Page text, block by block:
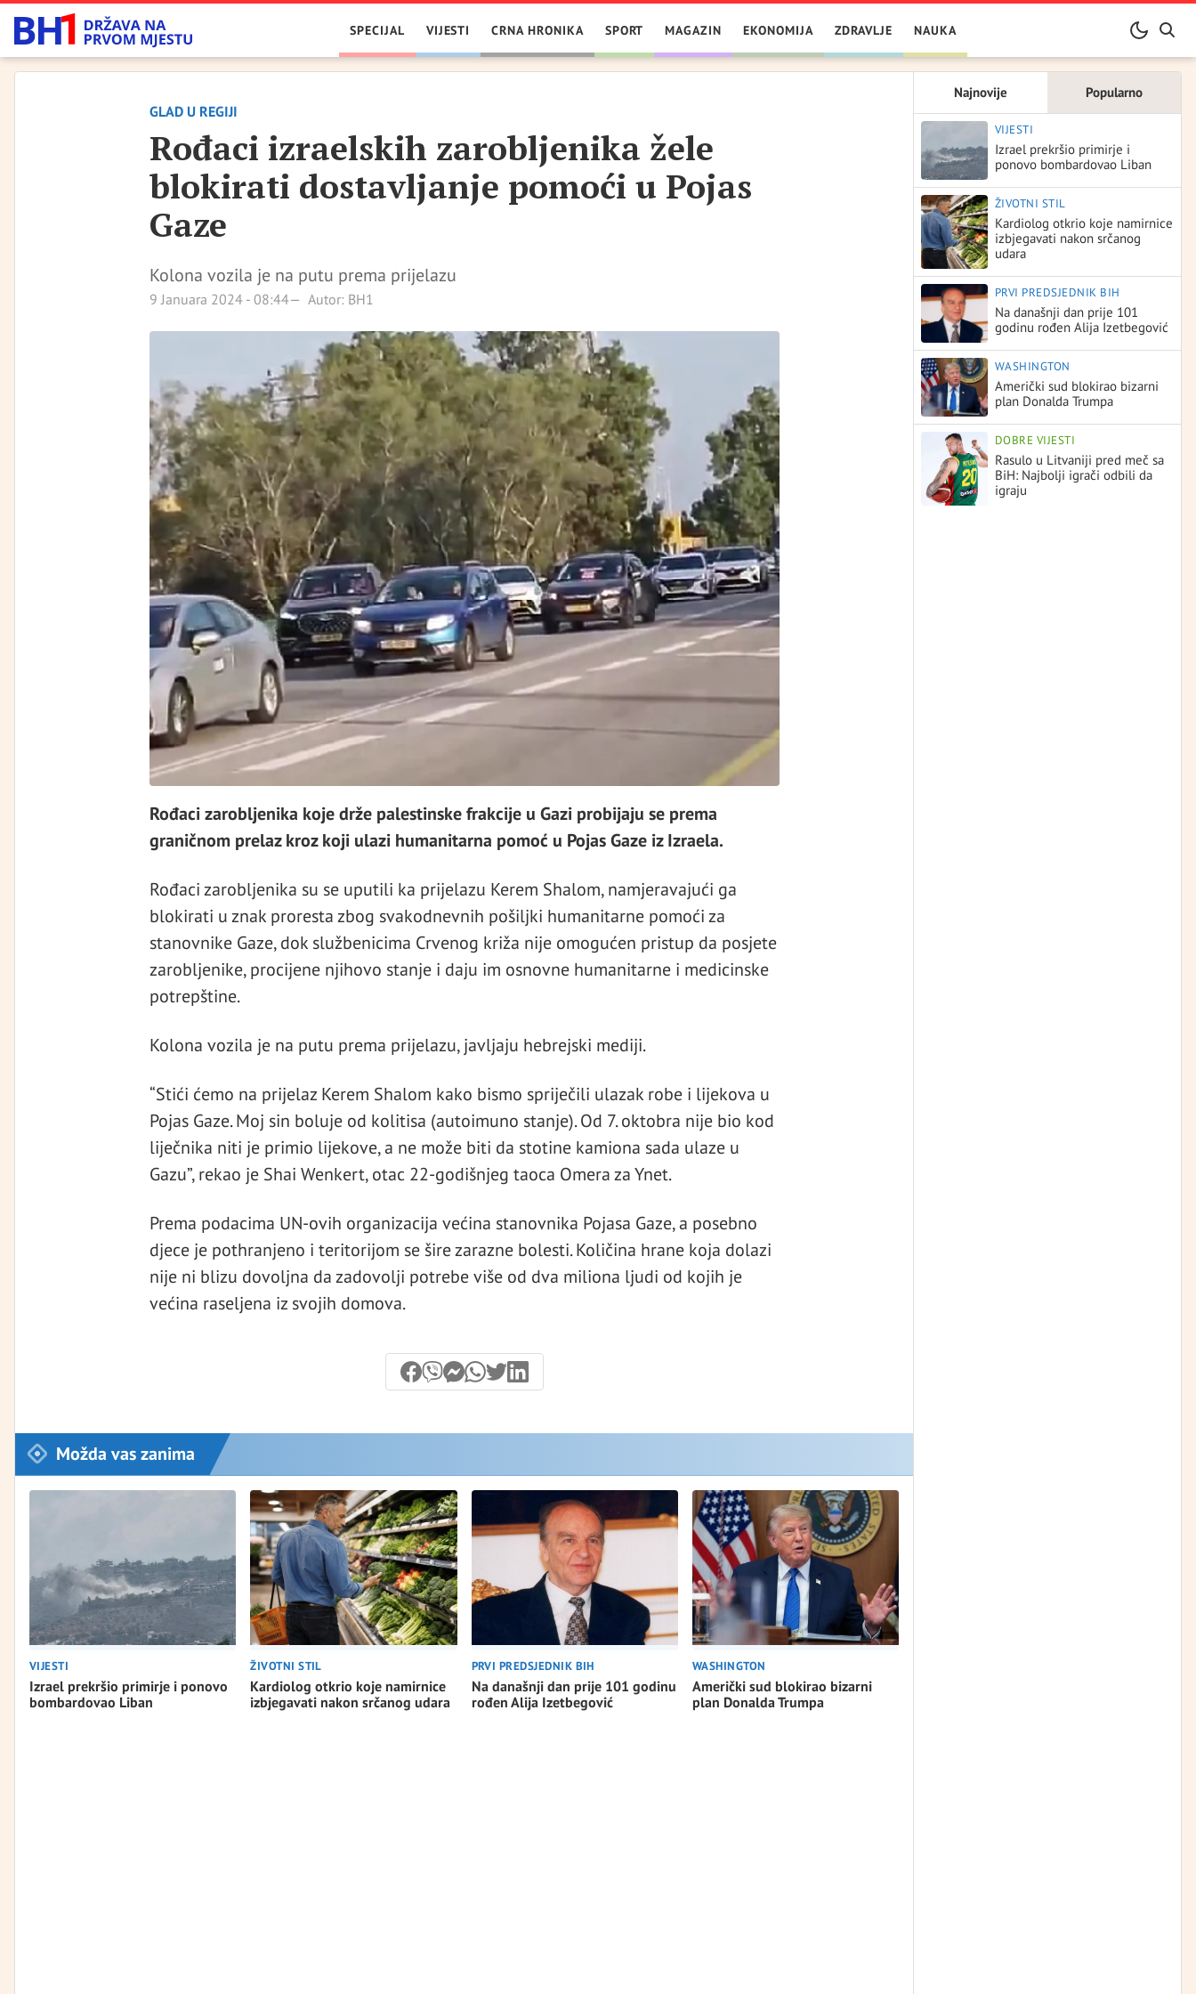
SPECIJAL VIJESTI CRNA HRONIKA SPORT MAGAZIN EKONOMIJA ZDRAVLJE NAUKA
GLAD U REGIJI
Rođaci izraelskih zarobljenika žele
blokirati dostavljanje pomoći u Pojas
Gaze
Kolona vozila je na putu prema prijelazu
9 Januara 2024 - 08:44 Autor: BH1
Rođaci zarobljenika koje drže palestinske frakcije u Gazi probijaju se prema
graničnom prelaz kroz koji ulazi humanitarna pomoć u Pojas Gaze iz Izraela.
Rođaci zarobljenika su se uputili ka prijelazu Kerem Shalom, namjeravajući ga
blokirati u znak proresta zbog svakodnevnih pošiljki humanitarne pomoći za
stanovnike Gaze, dok službenicima Crvenog križa nije omogućen pristup da posjete
zarobljenike, procijene njihovo stanje i daju im osnovne humanitarne i medicinske
potrepštine.
Kolona vozila je na putu prema prijelazu, javljaju hebrejski mediji.
“Stići ćemo na prijelaz Kerem Shalom kako bismo spriječili ulazak robe i lijekova u
Pojas Gaze. Moj sin boluje od kolitisa (autoimuno stanje). Od 7. oktobra nije bio kod
liječnika niti je primio lijekove, a ne može biti da stotine kamiona sada ulaze u
Gazu”, rekao je Shai Wenkert, otac 22-godišnjeg taoca Omera za Ynet.
Prema podacima UN-ovih organizacija većina stanovnika Pojasa Gaze, a posebno
djece je pothranjeno i teritorijom se šire zarazne bolesti. Količina hrane koja dolazi
nije ni blizu dovoljna da zadovolji potrebe više od dva miliona ljudi od kojih je
većina raseljena iz svojih domova.
Možda vas zanima
VIJESTI
Izrael prekršio primirje i ponovo
bombardovao Liban
ŽIVOTNI STIL
Kardiolog otkrio koje namirnice
izbjegavati nakon srčanog udara
PRVI PREDSJEDNIK BIH
Na današnji dan prije 101 godinu
rođen Alija Izetbegović
WASHINGTON
Američki sud blokirao bizarni
plan Donalda Trumpa
Najnovije Popularno
VIJESTI
Izrael prekršio primirje i
ponovo bombardovao Liban
ŽIVOTNI STIL
Kardiolog otkrio koje namirnice
izbjegavati nakon srčanog
udara
PRVI PREDSJEDNIK BIH
Na današnji dan prije 101
godinu rođen Alija Izetbegović
WASHINGTON
Američki sud blokirao bizarni
plan Donalda Trumpa
DOBRE VIJESTI
Rasulo u Litvaniji pred meč sa
BiH: Najbolji igrači odbili da
igraju